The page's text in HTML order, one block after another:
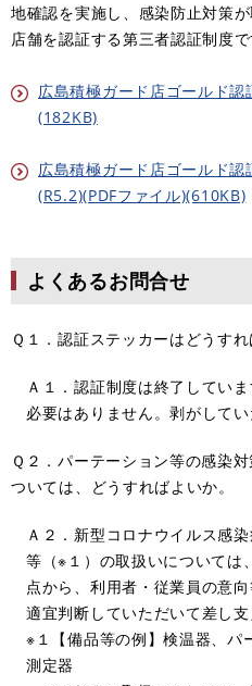
地確認を実施し、感染防止対策
店舗を認証する第三者認証制度で
広島積極ガード店ゴールド
(182KB)
広島積極ガード店ゴールド
(R5.2)(PDFファイル)(610KB)
よくあるお問合せ
Ｑ１．認証ステッカーはどうすれ
Ａ１．認証制度は終了してい
必要はありません。剥がしてい
Ｑ２．パーテーション等の感染
ついては、どうすればよいか。
Ａ２．新型コロナウイルス感
等（※１）の取扱いについては
点から、利用者・従業員の意
適宜判断していただいて差し支
※１【備品等の例】検温器、パ
測定器